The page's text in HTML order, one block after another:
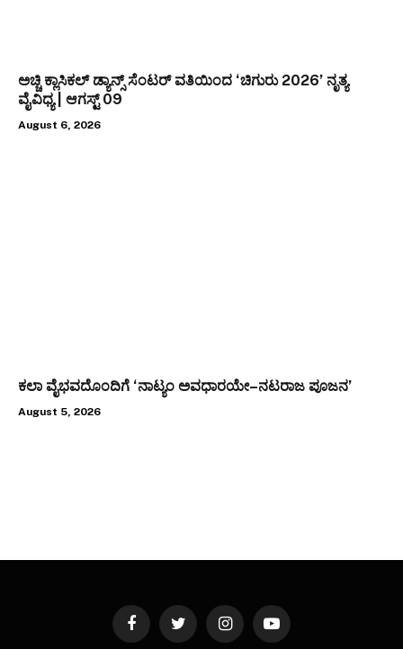
ಅಚ್ಚಿ ಕ್ಲಾಸಿಕಲ್ ಡ್ಯಾನ್ಸ್ ಸೆಂಟರ್ ವತಿಯಿಂದ ‘ಚಿಗುರು 2026’ ನೃತ್ಯ
ವೈವಿಧ್ಯ | ಆಗಸ್ಟ್ 09
August 6, 2026
ಕಲಾ ವೈಭವದೊಂದಿಗೆ ‘ನಾಟ್ಯಂ ಅವಧಾರಯೇ–ನಟರಾಜ ಪೂಜನ’
August 5, 2026
FacebookTwitter InstagramYouTube